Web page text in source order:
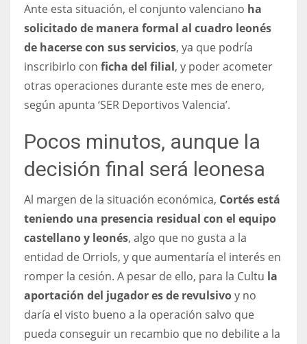
NYG
24
MIA
17
DAL
Ante esta situación, el conjunto valenciano ha
solicitado de manera formal al cuadro leonés
de hacerse con sus servicios, ya que podría
inscribirlo con ficha del filial, y poder acometer
otras operaciones durante este mes de enero,
según apunta ‘SER Deportivos Valencia’.
Pocos minutos, aunque la
decisión final será leonesa
Al margen de la situación económica, Cortés está
teniendo una presencia residual con el equipo
castellano y leonés, algo que no gusta a la
entidad de Orriols, y que aumentaría el interés en
romper la cesión. A pesar de ello, para la Cultu la
aportación del jugador es de revulsivoy no
daría el visto bueno a la operación salvo que
pueda conseguir un recambio que no debilite a la